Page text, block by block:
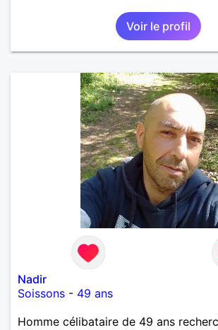
Voir le profil
Nadir
Soissons - 49 ans
Homme célibataire de 49 ans